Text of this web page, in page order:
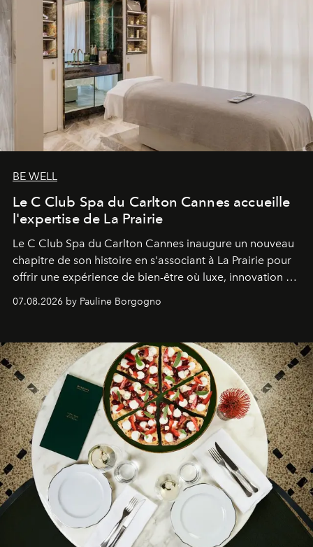
BE WELL
Le C Club Spa du Carlton Cannes accueille
l'expertise de La Prairie
Le C Club Spa du Carlton Cannes inaugure un nouveau
chapitre de son histoire en s'associant à La Prairie pour
offrir une expérience de bien-être où luxe, innovation et
expertise se rencontrent.
07.08.2026 by Pauline Borgogno